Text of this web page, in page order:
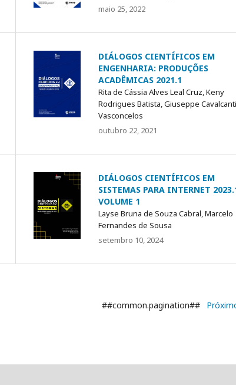
maio 25, 2022
DIÁLOGOS CIENTÍFICOS EM
ENGENHARIA: PRODUÇÕES
ACADÊMICAS 2021.1
Rita de Cássia Alves Leal Cruz, Keny
Rodrigues Batista, Giuseppe
Vasconcelos
outubro 22, 2021
DIÁLOGOS CIENTÍFICOS EM
SISTEMAS PARA INTERNET
VOLUME 1
Layse Bruna de Souza Cabral, Marcelo
Fernandes de Sousa
setembro 10, 2024
##common.pagination##